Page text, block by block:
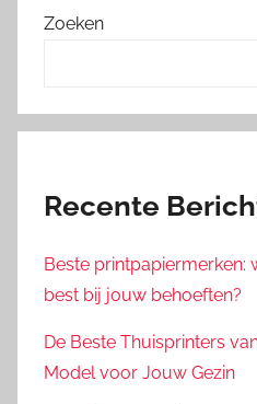
Zoeken
Recente
Beste printpapiermerken:
best bij jouw behoeften?
De Beste Thuisprinters
Model voor Jouw Gezin